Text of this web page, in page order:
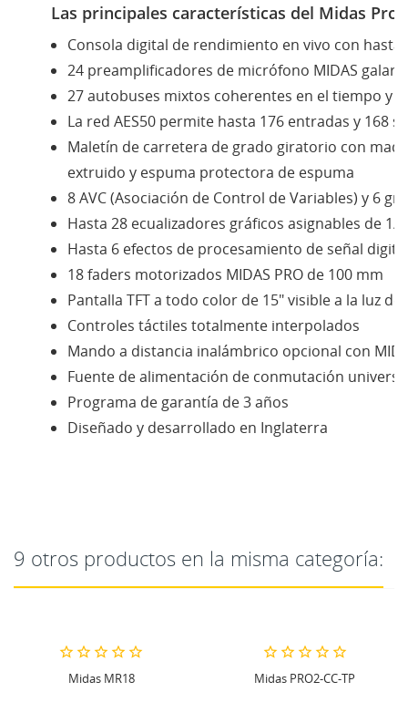
Las principales características del Midas
Consola digital de rendimiento en vivo con
24 preamplificadores de micrófono MIDAS
27 autobuses mixtos coherentes en el tiempo y
La red AES50 permite hasta 176 entradas y 168
Maletín de carretera de grado giratorio con
extruido y espuma protectora de espuma
8 AVC (Asociación de Control de Variables) y 6
Hasta 28 ecualizadores gráficos asignables de 1/3
Hasta 6 efectos de procesamiento de señal
18 faders motorizados MIDAS PRO de 100 mm
Pantalla TFT a todo color de 15" visible a la luz
Controles táctiles totalmente interpolados
Mando a distancia inalámbrico opcional con
Fuente de alimentación de conmutación
Programa de garantía de 3 años
Diseñado y desarrollado en Inglaterra
9 otros productos en la misma categoría:
Midas PRO2-CC-TP DLIVE 20/4 MEZCLADOR DIGITAL